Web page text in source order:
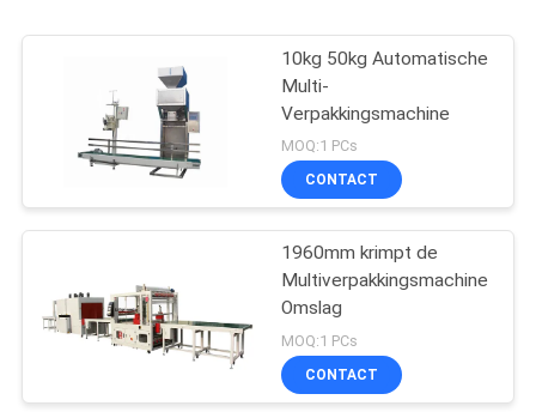
10kg 50kg Automatische
Multi-
Verpakkingsmachine
MOQ:1 PCs
CONTACT
1960mm krimpt de
Multiverpakkingsmachine
Omslag
MOQ:1 PCs
CONTACT